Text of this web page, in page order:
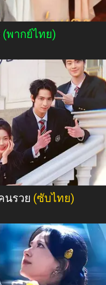
(พากย์ไทย)
นรวย (ซับไทย)